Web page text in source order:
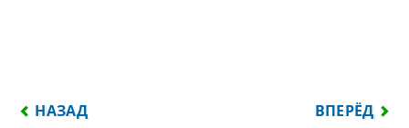
ПРЕДЫДУЩИЙ: БЕЗУМЦЫ ПРОКЛАДЫВАЮТ
НАЗАД ВПЕРЁД